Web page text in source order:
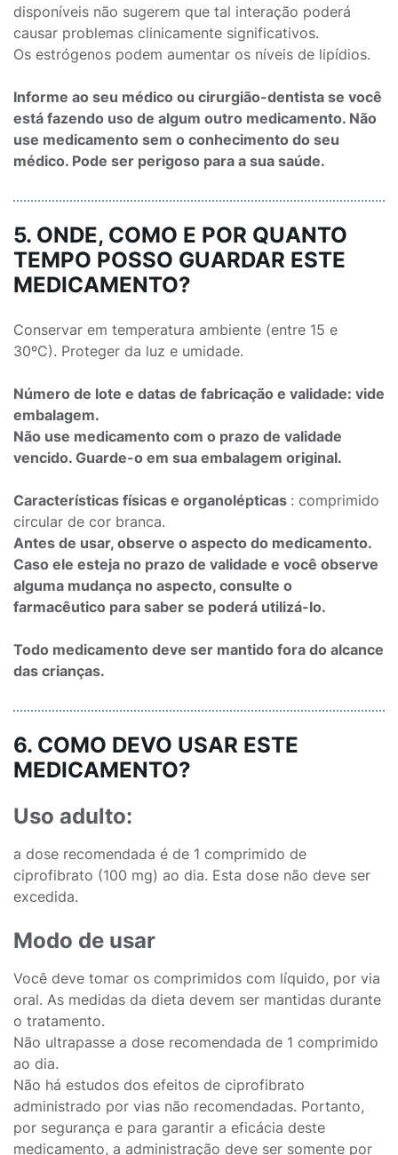
disponíveis não sugerem que tal interação poderá
causar problemas clinicamente significativos.
Os estrógenos podem aumentar os níveis de lipídios.
Informe ao seu médico ou cirurgião-dentista se você
está fazendo uso de algum outro medicamento. Não
use medicamento sem o conhecimento do seu
médico. Pode ser perigoso para a sua saúde.
5. ONDE, COMO E POR QUANTO
TEMPO POSSO GUARDAR ESTE
MEDICAMENTO?
Conservar em temperatura ambiente (entre 15 e
30ºC). Proteger da luz e umidade.
Número de lote e datas de fabricação e validade: vide
embalagem.
Não use medicamento com o prazo de validade
vencido. Guarde-o em sua embalagem original.
Características físicas e organolépticas : comprimido
circular de cor branca.
Antes de usar, observe o aspecto do medicamento.
Caso ele esteja no prazo de validade e você observe
alguma mudança no aspecto, consulte o
farmacêutico para saber se poderá utilizá-lo.
Todo medicamento deve ser mantido fora do alcance
das crianças.
6. COMO DEVO USAR ESTE
MEDICAMENTO?
Uso adulto:
a dose recomendada é de 1 comprimido de
ciprofibrato (100 mg) ao dia. Esta dose não deve ser
excedida.
Modo de usar
Você deve tomar os comprimidos com líquido, por via
oral. As medidas da dieta devem ser mantidas durante
o tratamento.
Não ultrapasse a dose recomendada de 1 comprimido
ao dia.
Não há estudos dos efeitos de ciprofibrato
administrado por vias não recomendadas. Portanto,
por segurança e para garantir a eficácia deste
medicamento, a administração deve ser somente por